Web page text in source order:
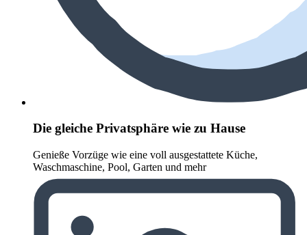
Die gleiche Privatsphäre wie zu Hause
Genieße Vorzüge wie eine voll ausgestattete Küche,
Waschmaschine, Pool, Garten und mehr